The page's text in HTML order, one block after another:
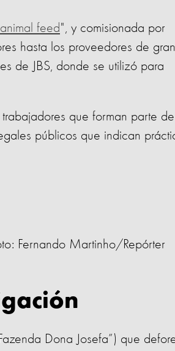
feed", y comisionada por
hasta los proveedores de
de JBS, donde se utilizó para
que forman parte
públicos que indican
Fernando Martinho/Repórter
Dona Josefa”) que